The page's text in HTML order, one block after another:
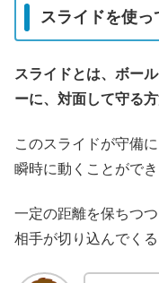
スライドを使
スライドとは、ボー
ーに、対面して守る方
このスライドが守備
瞬時に動くことができ
一定の距離を保ちつ
相手が切り込んでく